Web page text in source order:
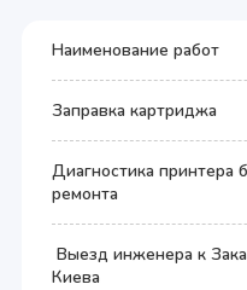
Наименование работ
Заправка картриджа
Диагностика принтера
ремонта
Выезд инженера к
Киева